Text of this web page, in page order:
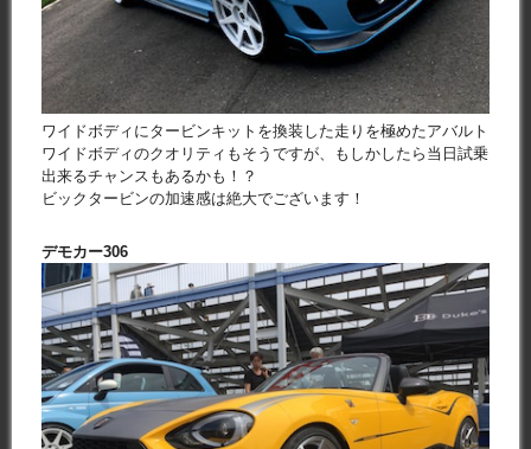
ワイドボディにタービンキットを換装した走りを極めたアバルト
ワイドボディのクオリティもそうですが、もしかしたら当日試乗
出来るチャンスもあるかも！？
ビックタービンの加速感は絶大でございます！
デモカー306